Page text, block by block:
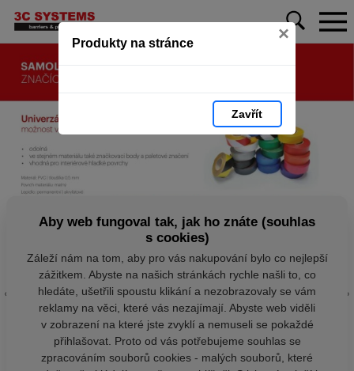
Produkty na stránce ×
Zavřít
Aby web fungoval tak, jak ho znáte (souhlas
s cookies)
Záleží nám na tom, aby pro vás nakupování bylo co nejlepší
zážitkem. Abyste na našich stránkách rychle našli to, co
hledáte, ušetřili spoustu klikání a nezobrazovaly se vám
reklamy na věci, které vás nezajímají. Abyste web viděli
v zobrazení na které jste zvyklí a nemuseli se pokaždé
přihlašovat. Proto od vás potřebujeme souhlas se
zpracováním souborů cookies - malých souborů, které